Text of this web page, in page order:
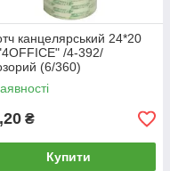
канцелярський 24*20
/4-392/
(6/360)
₴
Купити